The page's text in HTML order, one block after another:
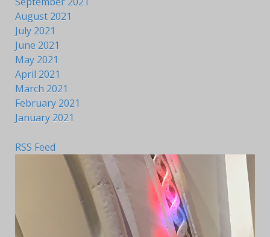
August 2021
July 2021
June 2021
May 2021
April 2021
March 2021
February 2021
January 2021
RSS Feed